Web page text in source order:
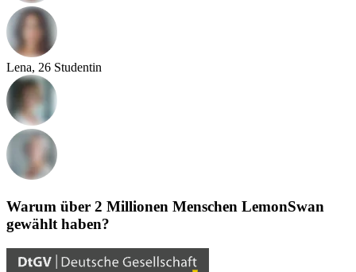
Lena, 26 Studentin
Warum über 2 Millionen Menschen LemonSwan
gewählt haben?